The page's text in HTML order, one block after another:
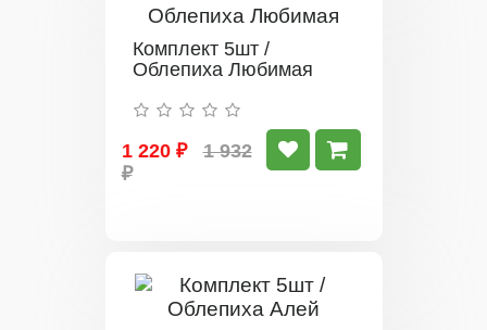
Комплект 5шт /
Облепиха Любимая
1 220 ₽
1 932
₽